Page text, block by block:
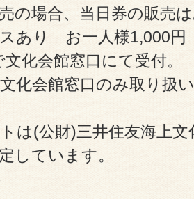
の場合、当日券の販売
あり お一人様1,000円
化会館窓口にて受付。
化会館窓口のみ取り扱
は(公財)三井住友海上文
しています。